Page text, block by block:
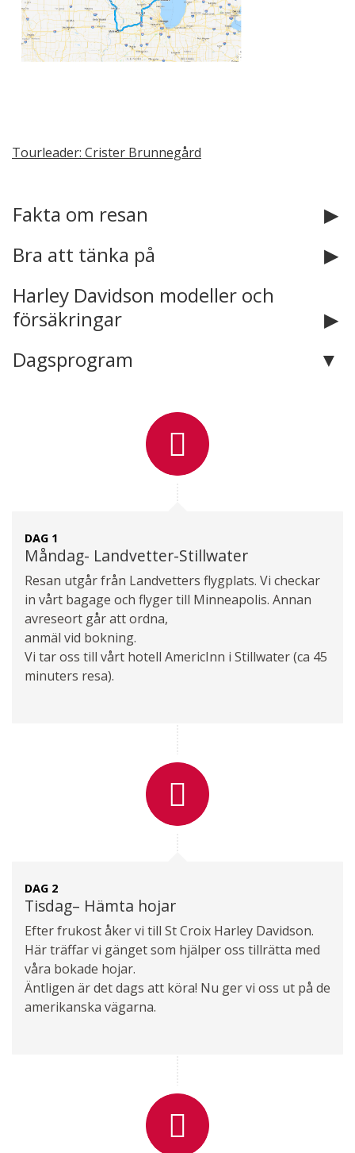
Tourleader: Crister Brunnegård
Facebook:
Storegården 2
535 93
Kvänum
Fakta om resan
Bra att tänka på
Harley Davidson modeller och
försäkringar
Dagsprogram
DAG 1
Måndag- Landvetter-Stillwater
Resan utgår från Landvetters flygplats. Vi checkar
in vårt bagage och flyger till Minneapolis. Annan
avreseort går att ordna,
anmäl vid bokning.
Vi tar oss till vårt hotell AmericInn i Stillwater (ca 45
minuters resa).
DAG 2
Tisdag– Hämta hojar
Efter frukost åker vi till St Croix Harley Davidson.
Här träffar vi gänget som hjälper oss tillrätta med
våra bokade hojar.
Äntligen är det dags att köra! Nu ger vi oss ut på de
amerikanska vägarna.